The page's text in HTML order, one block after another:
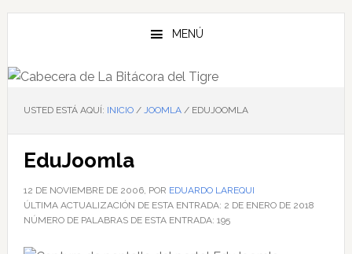
Saltar
principal
Saltar
barra
principal
Saltar
de
MENÚ
USTED ESTÁ AQUÍ: INICIO / JOOMLA /EDUJOOMLA
EduJoomla
12 DE NOVIEMBRE DE 2006, POR EDUARDO LAREQUI
ÚLTIMA ACTUALIZACIÓN DE ESTA ENTRADA: 2 DE ENERO DE 2018
NÚMERO DE PALABRAS DE ESTA ENTRADA: 195